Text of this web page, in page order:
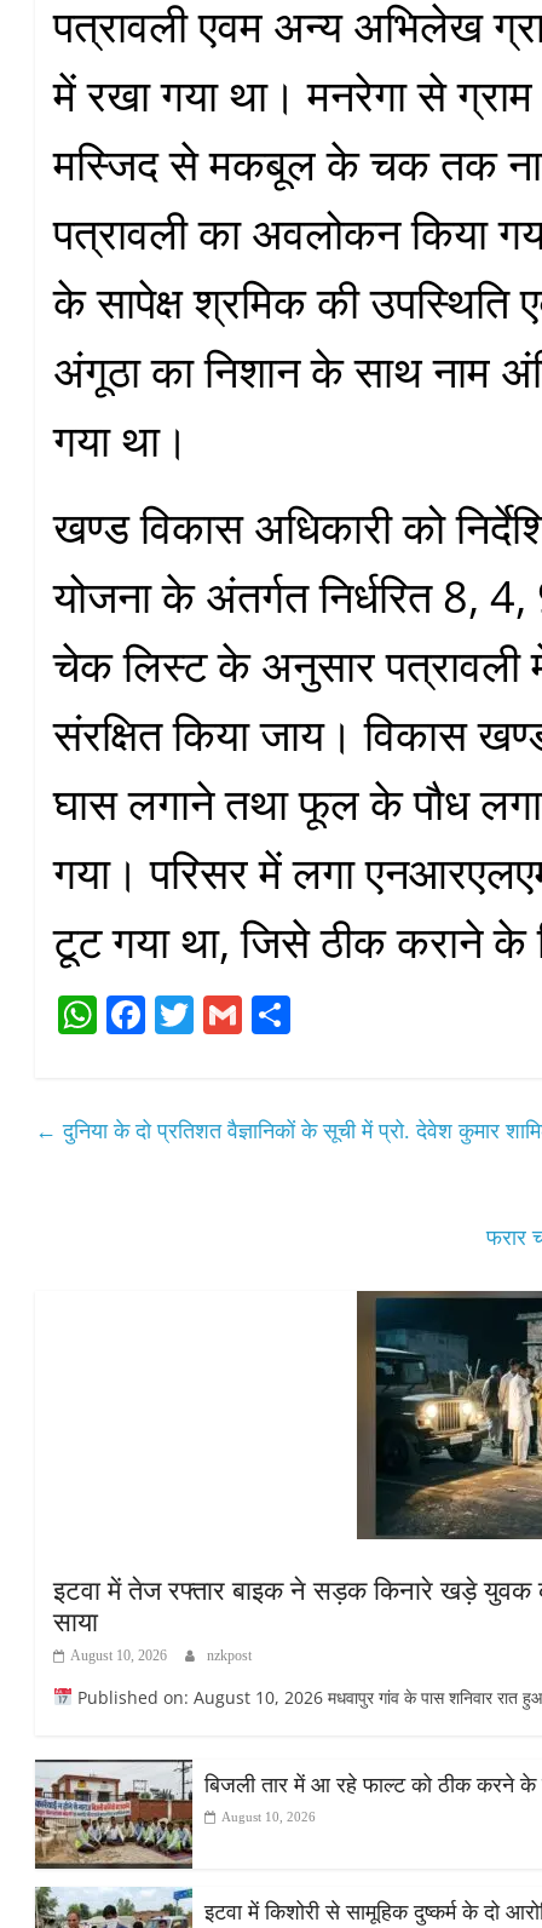
पत्रावली एवम अन्य अभिलेख
में रखा गया था। मनरेगा से
मस्जिद से मकबूल के चक तक
पत्रावली का अवलोकन किया
के सापेक्ष श्रमिक की
अंगूठा का निशान के साथ नाम
गया था।
खण्ड विकास अधिकारी को
योजना के अंतर्गत निर्धरित 8,
चेक लिस्ट के अनुसार
संरक्षित किया जाय। विकास खण्ड
घास लगाने तथा फूल के पौध
गया। परिसर में लगा
टूट गया था, जिसे ठीक कराने के
W
A
Fa
ok
T
r
G
← दुनिया के दो प्रतिशत वैज्ञानिकों के सूची में प्रो. देवेश कुमार
फरार
इटवा में तेज रफ्तार बाइक ने सड़क किनारे खड़े युवक
साया
August 10, 2026 nzkpost
Published on: August 10, 2026 मधवापुर गांव के पास शनिवार रात हुआ
बिजली तार में आ रहे फाल्ट को ठीक करने के
August 10, 2026
इटवा में किशोरी से सामूहिक दुष्कर्म के दो